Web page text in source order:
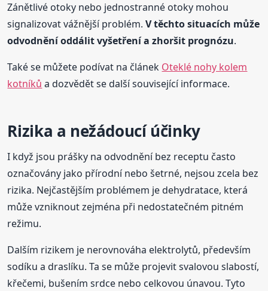
Zánětlivé otoky nebo jednostranné otoky mohou
signalizovat vážnější problém.V těchto situacích může
odvodnění oddálit vyšetření a zhoršit prognózu.
Také se můžete podívat na článek Oteklé nohy kolem
kotníků a dozvědět se další související informace.
Rizika a nežádoucí účinky
I když jsou prášky na odvodnění bez receptu často
označovány jako přírodní nebo šetrné, nejsou zcela bez
rizika. Nejčastějším problémem je dehydratace, která
může vzniknout zejména při nedostatečném pitném
režimu.
Dalším rizikem je nerovnováha elektrolytů, především
sodíku a draslíku. Ta se může projevit svalovou slabostí,
křečemi, bušením srdce nebo celkovou únavou. Tyto